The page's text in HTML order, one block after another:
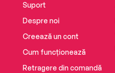
Suport
Despre noi
Creează un cont
Cum funcționează
Retragere din comandă